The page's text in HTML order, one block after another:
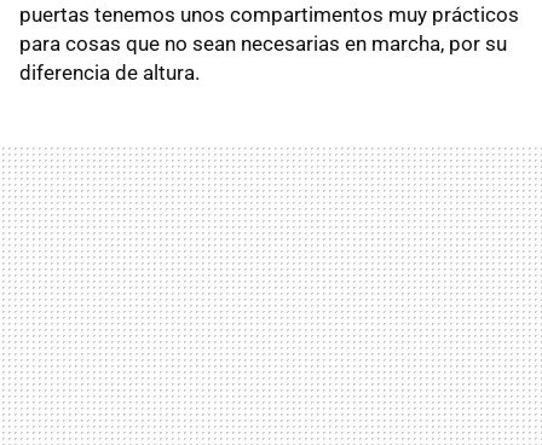
puertas tenemos unos compartimentos muy prácticos
para cosas que no sean necesarias en marcha, por su
diferencia de altura.